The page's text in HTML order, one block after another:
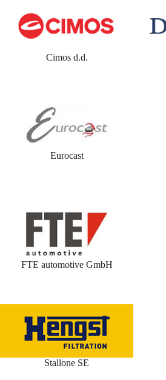
Cimos d.d.
Eurocast
FTE automotive GmbH
Stallone SE